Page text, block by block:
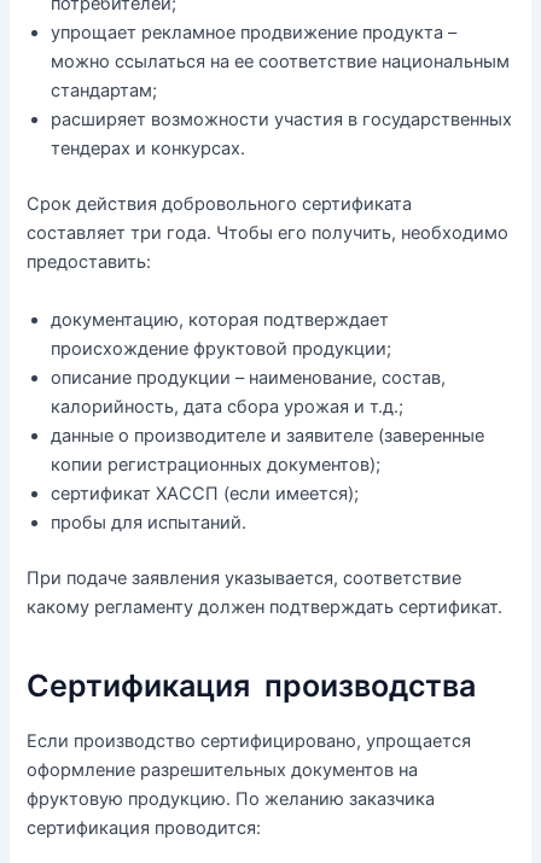
упрощает рекламное продвижение продукта –
можно ссылаться на ее соответствие национальным
стандартам;
расширяет возможности участия в государственных
тендерах и конкурсах.
Срок действия добровольного сертификата
составляет три года. Чтобы его получить, необходимо
предоставить:
документацию, которая подтверждает
происхождение фруктовой продукции;
описание продукции – наименование, состав,
калорийность, дата сбора урожая и т.д.;
данные о производителе и заявителе (заверенные
копии регистрационных документов);
сертификат ХАССП (если имеется);
пробы для испытаний.
При подаче заявления указывается, соответствие
какому регламенту должен подтверждать сертификат.
Сертификация производства
Если производство сертифицировано, упрощается
оформление разрешительных документов на
фруктовую продукцию. По желанию заказчика
сертификация проводится: